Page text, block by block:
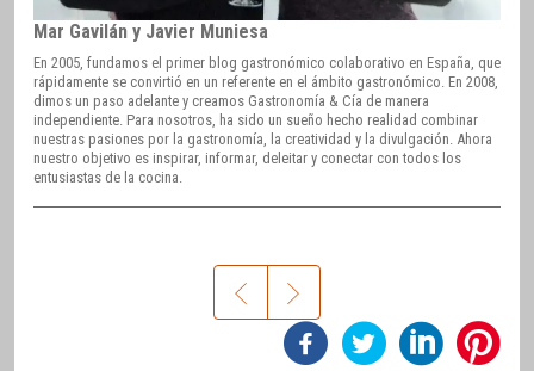
Mar Gavilán y Javier Muniesa
En 2005, fundamos el primer blog gastronómico colaborativo en España, que
rápidamente se convirtió en un referente en el ámbito gastronómico. En 2008,
dimos un paso adelante y creamos Gastronomía & Cía de manera
independiente. Para nosotros, ha sido un sueño hecho realidad combinar
nuestras pasiones por la gastronomía, la creatividad y la divulgación. Ahora
nuestro objetivo es inspirar, informar, deleitar y conectar con todos los
entusiastas de la cocina.